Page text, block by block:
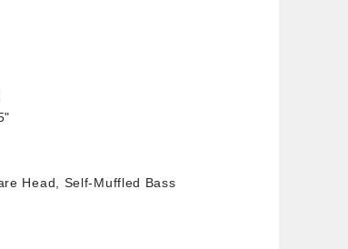
Head, Self-Muffled Bass